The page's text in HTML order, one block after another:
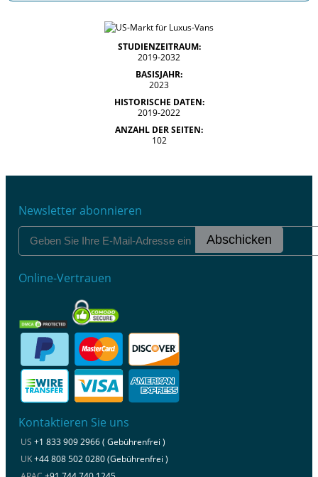
STUDIENZEITRAUM:
2019-2032
BASISJAHR:
2023
HISTORISCHE DATEN:
2019-2022
ANZAHL DER SEITEN:
102
Newsletter abonnieren
Abschicken
Online-Vertrauen
Kontaktieren Sie uns
US +1 833 909 2966 ( Gebührenfrei )
UK+44 808 502 0280 (Gebührenfrei )